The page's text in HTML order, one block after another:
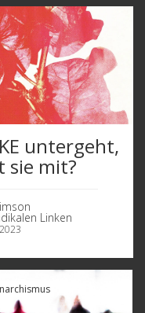
untergeht,
sie mit?
Linken